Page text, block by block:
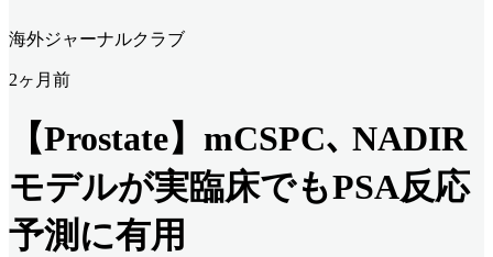
海外ジャーナルクラブ
2ヶ月前
【Prostate】mCSPC､ NADIR
モデルが実臨床でもPSA反応
予測に有用